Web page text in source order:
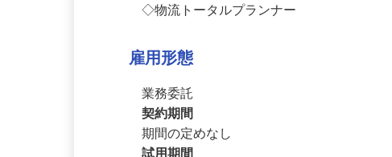
雇用形態
業務委託
契約期間